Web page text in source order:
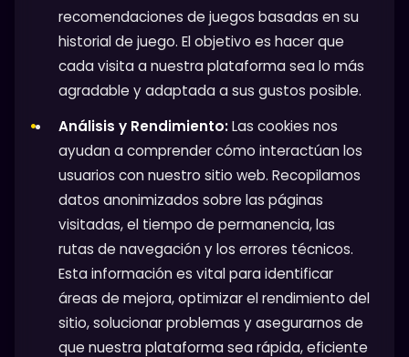
recomendaciones de juegos basadas en su
historial de juego. El objetivo es hacer que
cada visita a nuestra plataforma sea lo más
agradable y adaptada a sus gustos posible.
Análisis y Rendimiento:Las cookies nos
ayudan a comprender cómo interactúan los
usuarios con nuestro sitio web. Recopilamos
datos anonimizados sobre las páginas
visitadas, el tiempo de permanencia, las
rutas de navegación y los errores técnicos.
Esta información es vital para identificar
áreas de mejora, optimizar el rendimiento del
sitio, solucionar problemas y asegurarnos de
que nuestra plataforma sea rápida, eficiente